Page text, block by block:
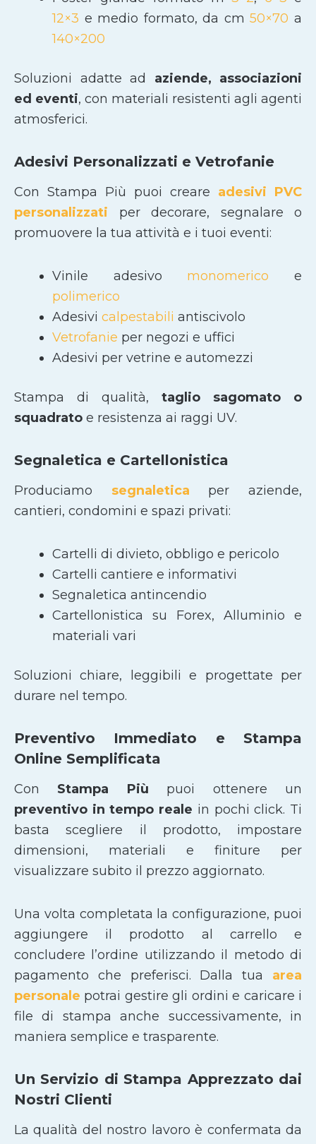
12×3 e medio formato, da cm50×70 a
140×200
Soluzioni adatte ad aziende, associazioni
ed eventi, con materiali resistenti agli agenti
atmosferici.
Adesivi Personalizzati e Vetrofanie
Con Stampa Più puoi creare adesivi PVC
personalizzati per decorare, segnalare o
promuovere la tua attività e i tuoi eventi:
Vinile adesivo monomerico e
polimerico
Adesivi calpestabili antiscivolo
Vetrofanie per negozi e uffici
Adesivi per vetrine e automezzi
Stampa di qualità, taglio sagomato
o
squadrato e resistenza ai raggi UV.
Segnaletica e Cartellonistica
Produciamo segnaletica per aziende,
cantieri, condomini e spazi privati:
Cartelli di divieto, obbligo e pericolo
Cartelli cantiere e informativi
Segnaletica antincendio
Cartellonistica su Forex, Alluminio e
materiali vari
Soluzioni chiare, leggibili e progettate per
durare nel tempo.
Preventivo Immediato e Stampa
Online Semplificata
Con Stampa Più puoi ottenere un
preventivo in tempo reale in pochi click. Ti
basta scegliere il prodotto, impostare
dimensioni, materiali e finiture per
visualizzare subito il prezzo aggiornato.
Una volta completata la configurazione, puoi
aggiungere il prodotto al carrello e
concludere l’ordine utilizzando il metodo di
pagamento che preferisci. Dalla tua area
personale potrai gestire gli ordini e caricare i
file di stampa anche successivamente, in
maniera semplice e trasparente.
Un Servizio di Stampa Apprezzato dai
Nostri Clienti
La qualità del nostro lavoro è confermata da